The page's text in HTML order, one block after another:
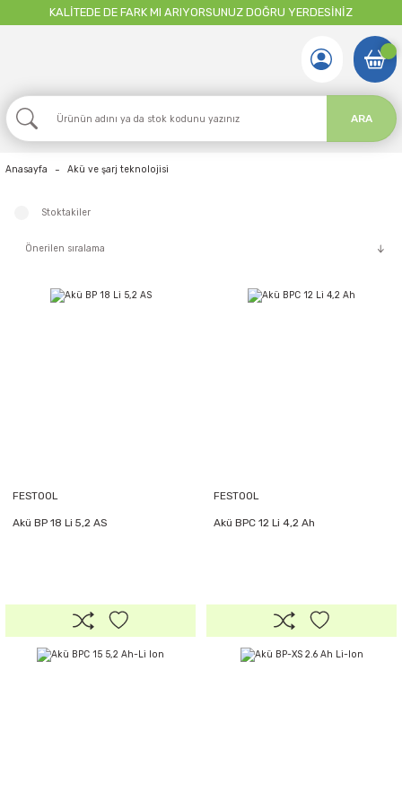
KALİTEDE DE FARK MI ARIYORSUNUZ DOĞRU YERDESİNİZ
ARA
Anasayfa Akü ve şarj teknolojisi
Stoktakiler
FESTOOL
Akü BP 18 Li 5,2 AS
FESTOOL
Akü BPC 12 Li 4,2 Ah